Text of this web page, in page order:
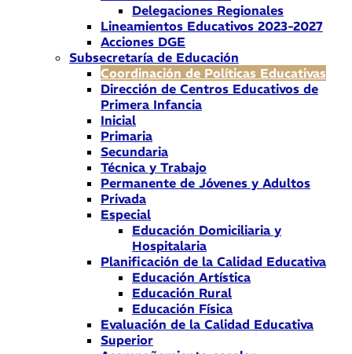
Delegaciones Regionales
Lineamientos Educativos 2023-2027
Acciones DGE
Subsecretaría de Educación
Coordinación de Políticas Educativas
Dirección de Centros Educativos de
Primera Infancia
Inicial
Primaria
Secundaria
Técnica y Trabajo
Permanente de Jóvenes y Adultos
Privada
Especial
Educación Domiciliaria y
Hospitalaria
Planificación de la Calidad Educativa
Educación Artística
Educación Rural
Educación Física
Evaluación de la Calidad Educativa
Superior